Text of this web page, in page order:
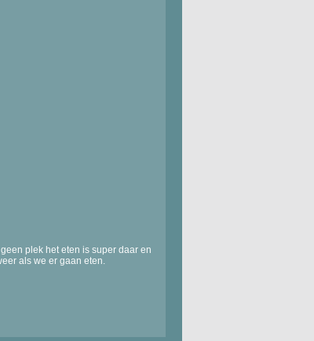
plek het eten is super daar en
als we er gaan eten.